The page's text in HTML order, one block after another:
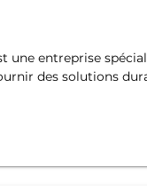
une entreprise
des solutions